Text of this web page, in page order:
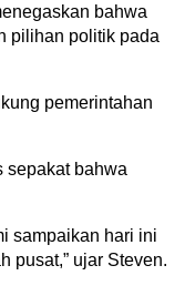
bahwa
pilihan politik pada
pemerintahan
sepakat bahwa
sampaikan hari ini
pusat,” ujar Steven.